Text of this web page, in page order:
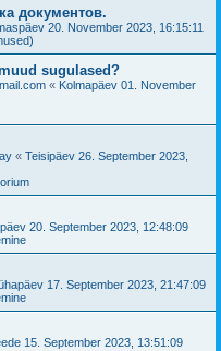
документов.
20. November 2023, 16:15:11
sugulased?
« Kolmapäev 01. November
« Teisipäev 26. September 2023,
20. September 2023, 12:48:09
17. September 2023, 21:47:09
15. September 2023, 13:51:09